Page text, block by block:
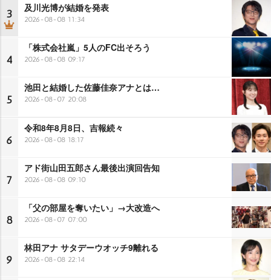
3 及川光博が結婚を発表
2026-08-08 11:34
4
「株式会社嵐」5人のFC出そろう
2026-08-08 09:17
5
池田と結婚した佐藤佳奈アナとは…
2026-08-07 20:08
6
令和8年8月8日、吉報続々
2026-08-08 18:17
7
アド街山田五郎さん最後出演回告知
2026-08-08 09:10
8
「父の部屋を奪いたい」→大改造へ
2026-08-07 07:00
9
林田アナ サタデーウオッチ9離れる
2026-08-08 22:14